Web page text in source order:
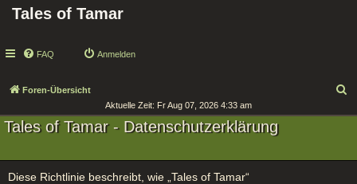
Tales of Tamar
FAQ Anmelden
Foren-Übersicht
Aktuelle Zeit: Fr Aug 07, 2026 4:33 am
Tales of Tamar - Datenschutzerklärung
Diese Richtlinie beschreibt, wie „Tales of Tamar“